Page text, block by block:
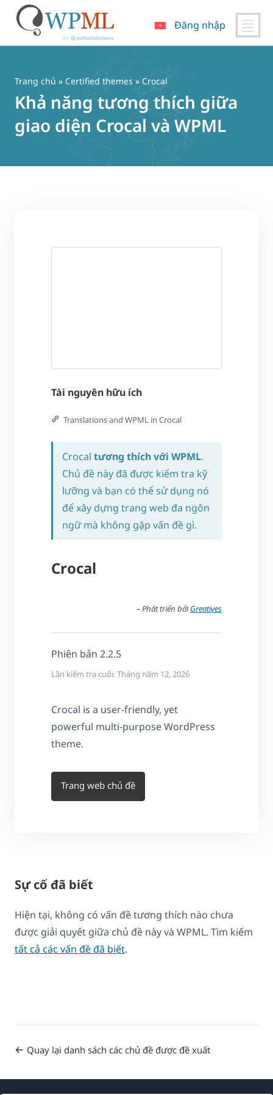
Đăng nhập
Trang chủ » Certified themes » Crocal
Khả năng tương thích giữa
giao diện Crocal và WPML
Tài nguyên hữu ích
Translations and WPML in Crocal
Crocal tương thích với WPML.
Chủ đề này đã được kiểm tra kỹ
lưỡng và bạn có thể sử dụng nó
để xây dựng trang web đa ngôn
ngữ mà không gặp vấn đề gì.
Crocal
– Phát triển bởiGreatives
Phiên bản 2.2.5
Lần kiểm tra cuối: Tháng năm 12, 2026
Crocal is a user-friendly, yet
powerful multi-purpose WordPress
theme.
Trang web chủ đề
Sự cố đã biết
Hiện tại, không có vấn đề tương thích nào chưa
được giải quyết giữa chủ đề này và WPML. Tìm kiếm
tất cả các vấn đề đã biết.
Quay lại danh sách các chủ đề được đề xuất